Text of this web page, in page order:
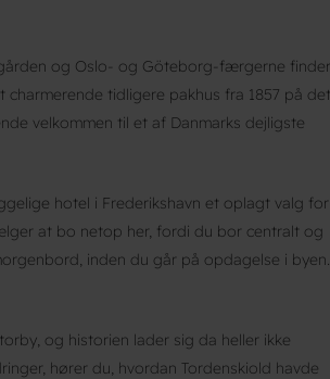
og Oslo- og Göteborg-færgerne finder
tidligere pakhus fra 1857 på det
velkommen til et af Danmarks dejligste
hotel i Frederikshavn et oplagt valg for
at bo netop her, fordi du bor centralt og
inden du går på opdagelse i byen.
og historien lader sig da heller ikke
hører du, hvordan Tordenskiold havde